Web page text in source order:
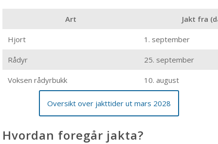
Art Jakt fra
Hjort 1. september
Rådyr 25. september
Voksen rådyrbukk 10. august
Oversikt over jakttider ut mars 2028
Hvordan foregår jakta?